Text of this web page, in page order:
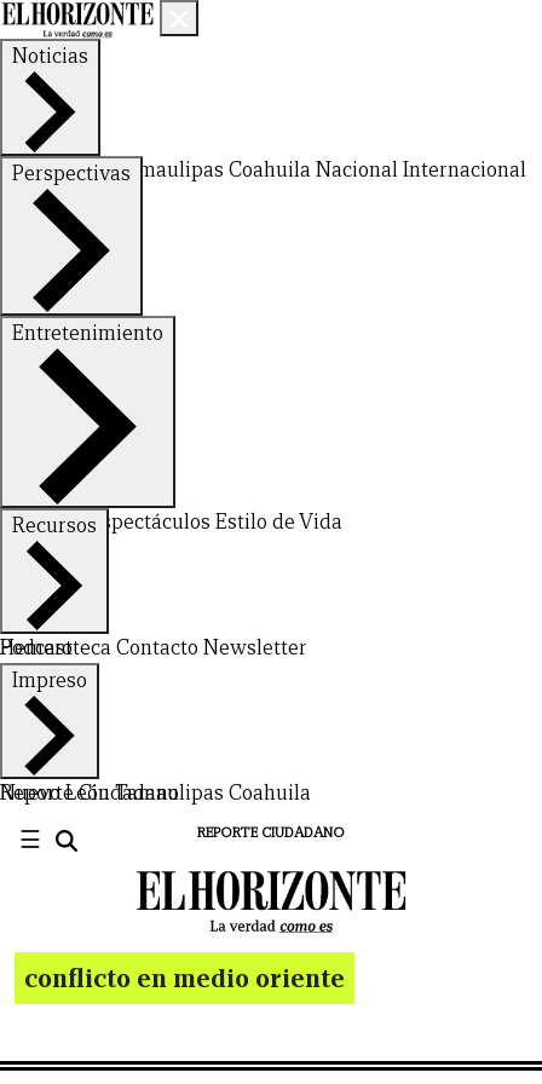
Noticias
Nuevo LeónTamaulipas Coahuila NacionalInternacional
Perspectivas
FinanzasOpinión
Entretenimiento
DeportesEspectáculos Estilo de Vida
Recursos
Hemeroteca Contacto Newsletter
Podcast
Impreso
Nuevo LeónTamaulipas Coahuila
Reporte Ciudadano
☰ REPORTE CIUDADANO
conflicto en medio oriente